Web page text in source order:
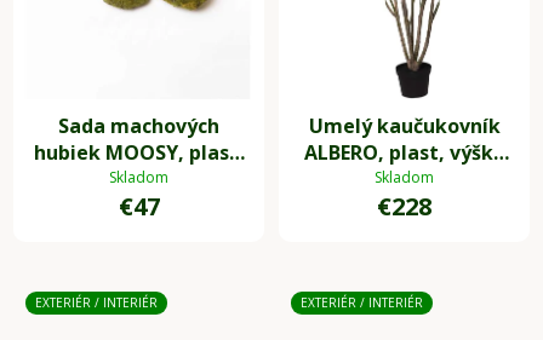
Sada machových
hubiek MOOSY, plast,
zelená
Skladom
€47
Umelý kaučukovník
ALBERO, plast, výška
125 cm, zelená
Skladom
€228
EXTERIÉR / INTERIÉR EXTERIÉR / INTERIÉR